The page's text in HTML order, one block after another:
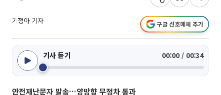
기정아 기자 구글 선호매체 추가
기사 듣기 00:00 / 00:34
안전재난문자 발송…양방향 무정차 통과